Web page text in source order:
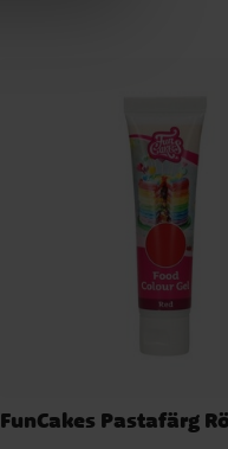
FunCakes Pastafärg